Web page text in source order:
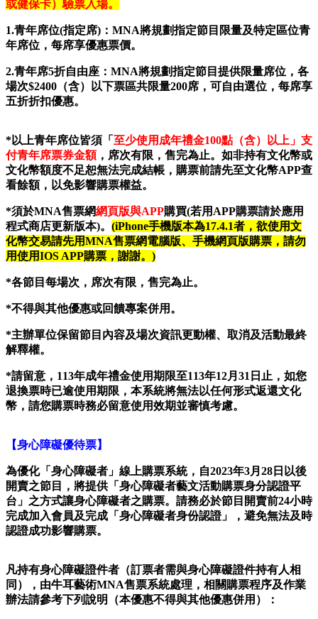
或健保卡）驗票入場。
1.青年席位(指定席)：MNA將規劃指定節目限量及特定區位青
年席位，每席享優惠票價。
2.青年席5折自由座：MNA將規劃指定節目提供限量席位，各
場次$2400（含）以下票區共限量200席，可自由選位，每席享
五折折扣優惠。
*以上青年席位皆須「 至少使用成年禮金100點（含）以上」支
付青年席票券金額，席次有限，售完為止。如非持有文化幣或
文化幣額度不足恕無法完成結帳，購票前請先至文化幣APP查
看餘額，以免影響購票權益。
*須於MNA售票網網頁版與APP購買(若用APP購票請於應用
程式商店更新版本)。 (iPhone手機版本為17.4.1者，欲使用文
化幣交易請先用MNA售票網電腦版、手機網頁版購票，請勿
用使用IOS APP購票，謝謝。)
*各節目每場次，席次有限，售完為止。
*不得與其他優惠或回饋專案併用。
*主辦單位保留節目內容及場次資訊更動權、取消及活動最終
解釋權。
*請留意，113年成年禮金使用期限至113年12月31日止，如您
退換票時已逾使用期限，本系統將無法以任何形式返還文化
幣，請您購票時務必留意使用效期並審慎考慮。
【身心障礙優待票】
為優化「身心障礙者」線上購票系統，自2023年3月28日以後
開賣之節目，將提供「身心障礙者藝文活動購票身分認證平
台」之方式讓身心障礙者之購票。請務必於節目開賣前24小時
完成加入會員及完成「身心障礙者身份認證」，避免無法及時
認證成功影響購票。
凡持有身心障礙證件者（訂票者需與身心障礙證件持有人相
同）
， 由牛耳藝術MNA售票系統處理，相關購票程序及作業
辦法請參考下列說明（本優惠不得與其他優惠併用）：